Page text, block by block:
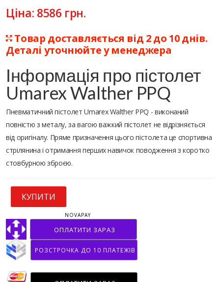
Ціна: 8586 грн.
Товар доставляється від 2 до 10 днів.
Деталі уточнюйте у менеджера
Інформація про пістолет
Umarex Walther PPQ
Пневматичний пістолет Umarex Walther PPQ - виконаний
повністю з металу, за вагою важкий пістолет не відрізняється
від оригіналу. Пряме призначення цього пістолета це спортивна
стрілянина і отримання перших навичок поводження з коротко
стовбурною зброєю.
КУПИТИ
ОПЛАТИТИ ЗАРАЗ
NOVAPAY
РОЗСТРОЧКА ДО 10 ПЛАТЕЖІВ